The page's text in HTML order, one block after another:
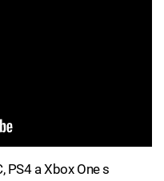
PS4 a Xbox One s